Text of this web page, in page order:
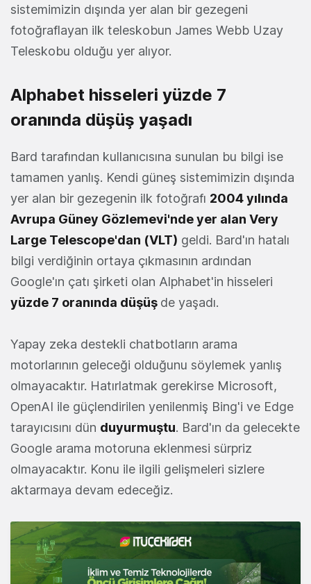
sistemimizin dışında yer alan bir gezegeni
fotoğraflayan ilk teleskobun James Webb Uzay
Teleskobu olduğu yer alıyor.
Alphabet hisseleri yüzde 7
oranında düşüş yaşadı
Bard tarafından kullanıcısına sunulan bu bilgi ise
tamamen yanlış. Kendi güneş sistemimizin dışında
yer alan bir gezegenin ilk fotoğrafı 2004 yılında
Avrupa Güney Gözlemevi'nde yer alan Very
Large Telescope'dan (VLT) geldi. Bard'ın hatalı
bilgi verdiğinin ortaya çıkmasının ardından
Google'ın çatı şirketi olan Alphabet'in hisseleri
yüzde 7 oranında düşüş de yaşadı.
Yapay zeka destekli chatbotların arama
motorlarının geleceği olduğunu söylemek yanlış
olmayacaktır. Hatırlatmak gerekirse Microsoft,
OpenAI ile güçlendirilen yenilenmiş Bing'i ve Edge
tarayıcısını dün duyurmuştu. Bard'ın da gelecekte
Google arama motoruna eklenmesi sürpriz
olmayacaktır. Konu ile ilgili gelişmeleri sizlere
aktarmaya devam edeceğiz.